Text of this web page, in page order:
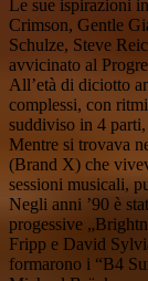
Le sue ispirazioni
Crimson, Gentle
Schulze, Steve
avvicinato al
All’età di diciotto
complessi, con
suddiviso in 4
Mentre si trovava
(Brand X) che
sessioni musicali,
Negli anni ’90 è
progessive
Fripp e David
formarono i “B4